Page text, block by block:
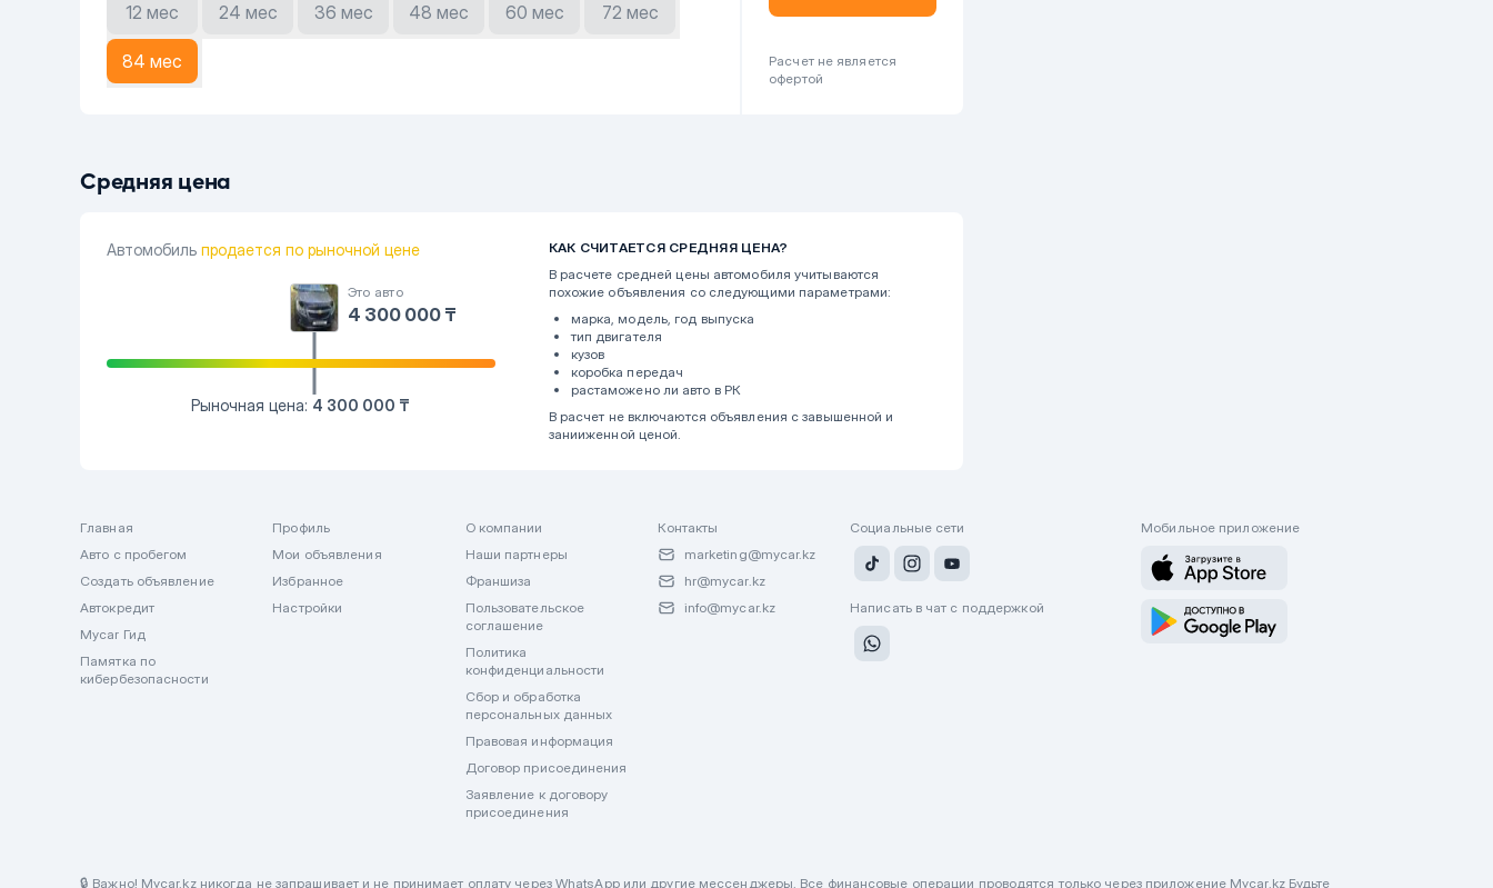
12 мес 24 мес 36 мес 48 мес 60 мес 72 мес
84 мес
Расчет не является
офертой
Средняя цена
Автомобиль продается по рыночной цене
Это авто
4 300 000 ₸
Рыночная цена: 4 300 000 ₸
КАК СЧИТАЕТСЯ СРЕДНЯЯ ЦЕНА?
В расчете средней цены автомобиля учитываются
похожие объявления со следующими параметрами:
марка, модель, год выпуска
тип двигателя
кузов
коробка передач
растаможено ли авто в РК
В расчет не включаются объявления с завышенной и
занииженной ценой.
Главная
Авто с пробегом
Создать объявление
Автокредит
Mycar Гид
Памятка по
кибербезопасности
Профиль
Мои объявления
Избранное
Настройки
О компании
Наши партнеры
Франшиза
Пользовательское
соглашение
Политика
конфиденциальности
Сбор и обработка
персональных данных
Правовая информация
Договор присоединения
Заявление к договору
присоединения
Контакты
marketing@mycar.kz
hr@mycar.kz
info@mycar.kz
Социальные сети
Написать в чат с поддержкой
Мобильное приложение
🔒 Важно! Mycar.kz никогда не запрашивает и не принимает оплату через WhatsApp или другие мессенджеры. Все финансовые операции проводятся только через приложение Mycar.kz Будьте